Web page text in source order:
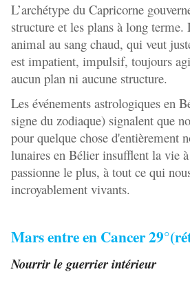
L’archétype du Capricorne
structure et les plans à long
animal au sang chaud, qui veut
est impatient, impulsif, toujours
aucun plan ni aucune structure.
Les événements astrologiques en
signe du zodiaque) signalent que
pour quelque chose d'entièrement
lunaires en Bélier insufflent la vie
passionne le plus, à tout ce qui
incroyablement vivants.
Mars entre en Cancer
Nourrir le guerrier intérieur